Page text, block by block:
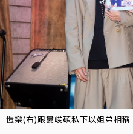
愷樂(右)跟婁峻碩私下以姐弟相稱